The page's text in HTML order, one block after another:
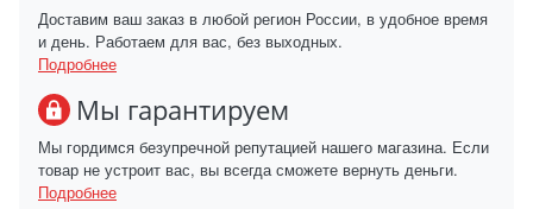
Доставим ваш заказ в любой регион России, в удобное время
и день. Работаем для вас, без выходных.
Подробнее
Мы гарантируем
Мы гордимся безупречной репутацией нашего магазина. Если
товар не устроит вас, вы всегда сможете вернуть деньги.
Подробнее